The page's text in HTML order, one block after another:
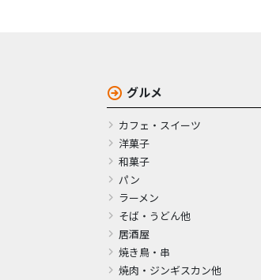
グルメ
カフェ・スイーツ
洋菓子
和菓子
パン
ラーメン
そば・うどん他
居酒屋
焼き鳥・串
焼肉・ジンギスカン他